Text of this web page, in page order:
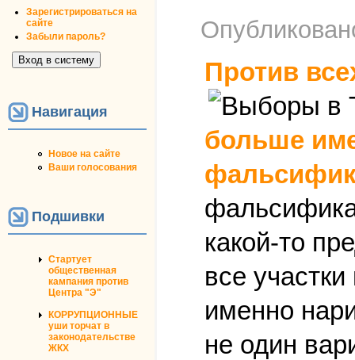
Зарегистрироваться на
сайте
Забыли пароль?
Навигация
Новое на сайте
Ваши голосования
Подшивки
Стартует
общественная
кампания против
Центра "Э"
КОРРУПЦИОННЫЕ
уши торчат в
законодательстве
ЖКХ
Против
больше
какой-то
все
именно
не один